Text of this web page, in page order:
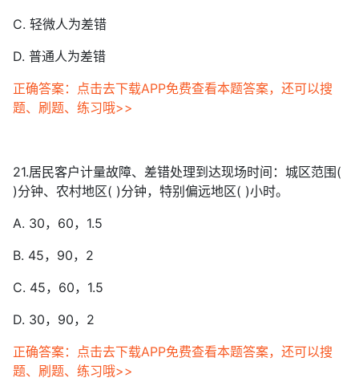
C. 轻微人为差错
D. 普通人为差错
正确答案：点击去下载APP免费查看本题答案，还可以搜
题、刷题、练习哦>>
21.居民客户计量故障、差错处理到达现场时间：城区范围(
)分钟、农村地区( )分钟，特别偏远地区( )小时。
A. 30，60，1.5
B. 45，90，2
C. 45，60，1.5
D. 30，90，2
正确答案：点击去下载APP免费查看本题答案，还可以搜
题、刷题、练习哦>>